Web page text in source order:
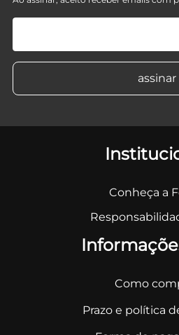
Conheça a
Como
Prazo e política